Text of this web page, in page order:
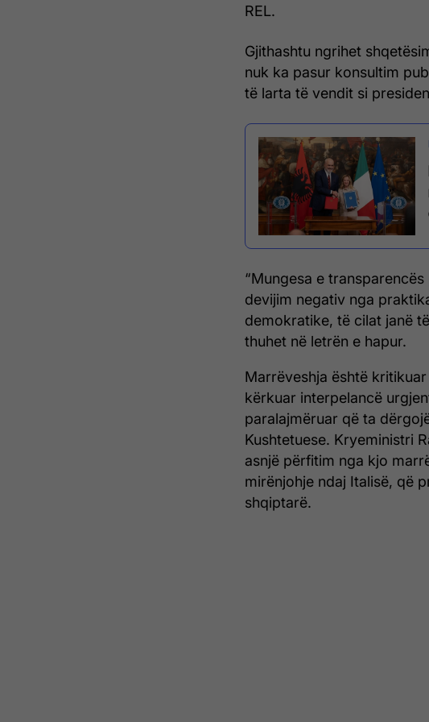
REL.
Gjithashtu ngrihet
nuk ka pasur konsultim
të larta të vendit si
“Mungesa e
devijim negativ nga
demokratike, të cilat janë
thuhet në letrën e hapur.
Marrëveshja është
kërkuar interpelancë
paralajmëruar që ta
Kushtetuese. Kryeministri
asnjë përfitim nga kjo
mirënjohje ndaj Italisë, që
shqiptarë.